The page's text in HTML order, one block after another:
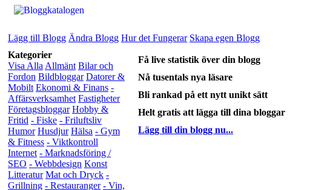
Lägg till Blogg Ändra Blogg Hur det Fungerar Skapa egen Blogg
Kategorier
Visa Alla Allmänt Bilar och
Fordon Bildbloggar Datorer &
Mobilt Ekonomi & Finans -
Affärsverksamhet Fastigheter
Företagsbloggar Hobby &
Fritid - Fiske - Friluftsliv
Humor Husdjur Hälsa - Gym
& Fitness - Viktkontroll
Internet - Marknadsföring /
SEO - Webbdesign Konst
Litteratur Mat och Dryck -
Grillning - Restauranger - Vin,
Få live statistik över din blogg
Nå tusentals nya läsare
Bli rankad på ett nytt unikt sätt
Helt gratis att lägga till dina bloggar
Lägg till din blogg nu...